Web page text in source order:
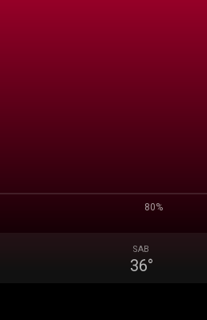
80%
SAB
36°